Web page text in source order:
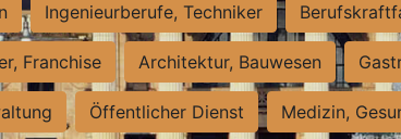
Ingenieurberufe, Techniker
Franchise Architektur, Bauwesen
Öffentlicher Dienst Medizin,